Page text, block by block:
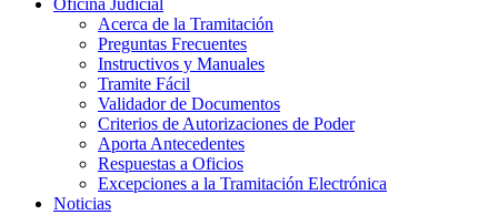
Oficina Judicial
Acerca de la Tramitación
Preguntas Frecuentes
Instructivos y Manuales
Tramite Fácil
Validador de Documentos
Criterios de Autorizaciones de Poder
Aporta Antecedentes
Respuestas a Oficios
Excepciones a la Tramitación Electrónica
Noticias